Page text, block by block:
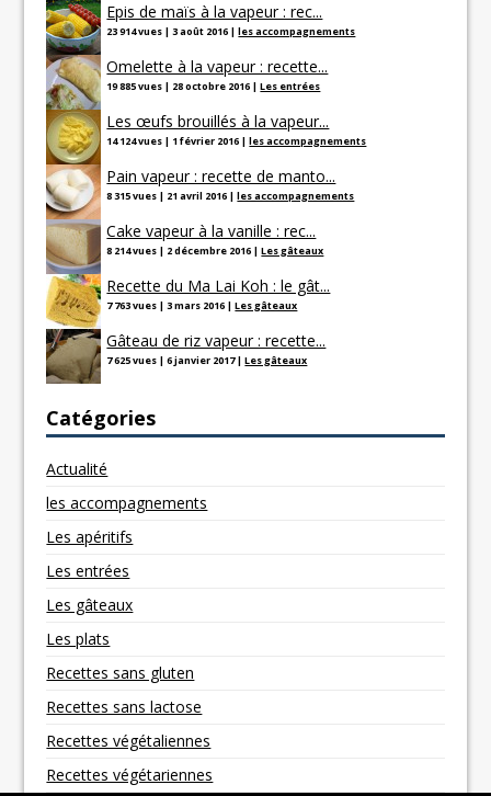
Epis de maïs à la vapeur : rec...
23 914 vues |3 août 2016 |les accompagnements
Omelette à la vapeur : recette...
19 885 vues | 28 octobre 2016 |Les entrées
Les œufs brouillés à la vapeur...
14 124 vues | 1 février 2016 |les accompagnements
Pain vapeur : recette de manto...
8 315 vues | 21 avril 2016 |les accompagnements
Cake vapeur à la vanille : rec...
8 214 vues | 2 décembre 2016 |Les gâteaux
Recette du Ma Lai Koh : le gât...
7 763 vues |3 mars 2016 |Les gâteaux
Gâteau de riz vapeur : recette...
7 625 vues |6 janvier 2017|Les gâteaux
Catégories
Actualité
les accompagnements
Les apéritifs
Les entrées
Les gâteaux
Les plats
Recettes sans gluten
Recettes sans lactose
Recettes végétaliennes
Recettes végétariennes